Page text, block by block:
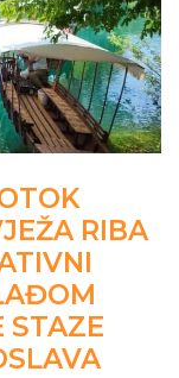
RIBA
STAZE